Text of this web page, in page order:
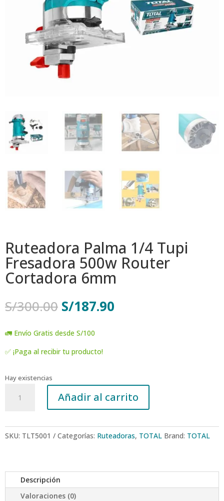
Ruteadora Palma 1/4 Tupi
Fresadora 500w Router
Cortadora 6mm
S/300.00 El
precio
original
era:
S/300.00.
S/187.90
🚛 Envío Gratis desde S/100
✅ ¡Paga al recibir tu producto!
Hay existencias
Palma
Fresadora
Cortadora
6mm
cantidad
Añadir al carrito
SKU: TLT5001 Categorías: Ruteadoras, TOTAL Brand: TOTAL
Descripción
Valoraciones (0)